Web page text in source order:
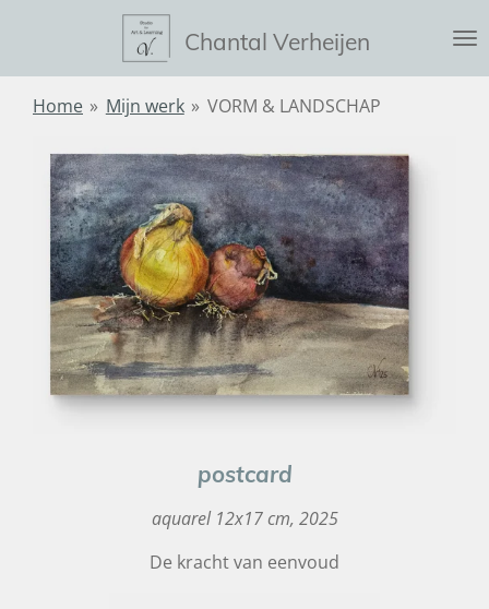
naar
Chantal Verheijen
Home » Mijn werk » VORM & LANDSCHAP
postcard
aquarel 12x17 cm, 2025
De kracht van eenvoud